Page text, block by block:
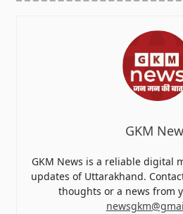
GKM
GKM News is a reliable digital
updates of Uttarakhand.
thoughts or a news from